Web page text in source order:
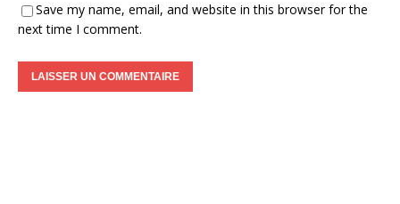
Save my name, email, and website in this browser for the
next time I comment.